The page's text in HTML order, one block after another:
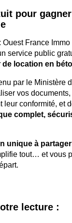
pour
France Immo
service public
de location en
par le Ministère
vos
leur conformité, et
complet,
unique à partager
tout… et vous
lecture :